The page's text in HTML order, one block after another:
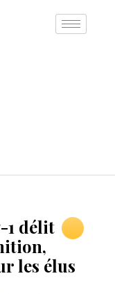
1 délit
les élus